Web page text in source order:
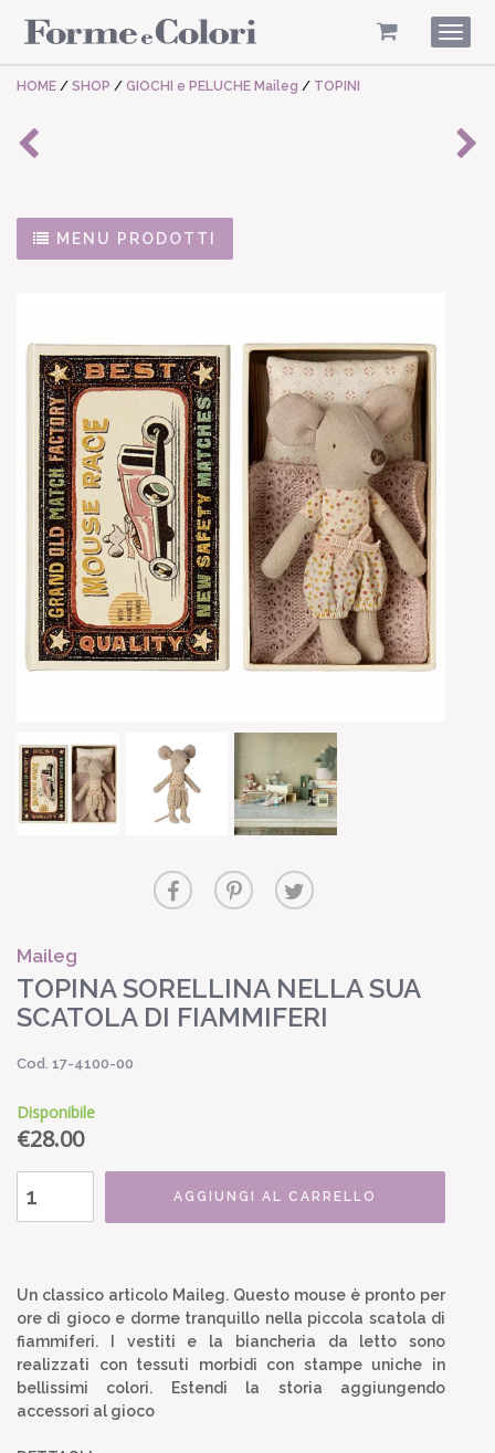
HOME / SHOP / GIOCHI e PELUCHE Maileg / TOPINI
MENU PRODOTTI
Maileg
TOPINA SORELLINA NELLA SUA
SCATOLA DI FIAMMIFERI
Cod. 17-4100-00
Disponibile
€28.00
AGGIUNGI AL CARRELLO
Un classico articolo Maileg. Questo mouse è pronto per
ore di gioco e dorme tranquillo nella piccola scatola di
fiammiferi. I vestiti e la biancheria da letto sono
realizzati con tessuti morbidi con stampe uniche in
bellissimi colori. Estendi la storia aggiungendo
accessori al gioco